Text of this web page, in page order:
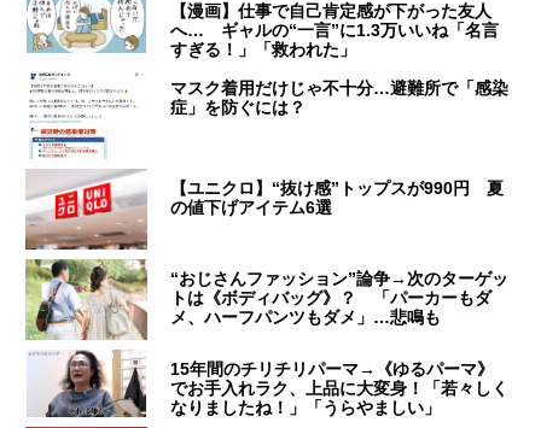
【漫画】仕事で自己肯定感が下がった友人
へ… ギャルの“一言”に1.3万いいね「名言
すぎる！」「救われた」
マスク着用だけじゃ不十分…避難所で「感染
症」を防ぐには？
【ユニクロ】“抜け感”トップスが990円 夏
の値下げアイテム6選
“おじさんファッション”論争→次のターゲッ
トは《ボディバッグ》？ 「パーカーもダ
メ、ハーフパンツもダメ」…悲鳴も
15年間のチリチリパーマ→《ゆるパーマ》
でお手入れラク、上品に大変身！「若々しく
なりましたね！」「うらやましい」